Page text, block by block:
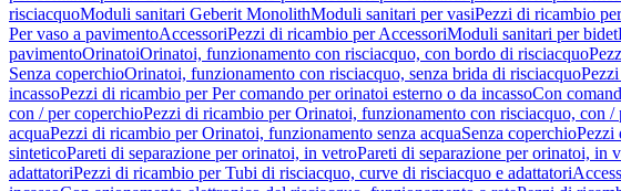
risciacquoModuli sanitari Geberit MonolithModuli sanitari per vasiPezzi di ricambio
Per vaso a pavimentoAccessoriPezzi di ricambio per AccessoriModuli sanitari per bidet
pavimentoOrinatoiOrinatoi, funzionamento con risciacquo, con bordo di risciacquo
Senza coperchioOrinatoi, funzionamento con risciacquo, senza brida di risciacquo
incassoPezzi di ricambio per Per comando per orinatoi esterno o da incassoCon
con / per coperchioPezzi di ricambio per Orinatoi, funzionamento con risciacquo, con /
acquaPezzi di ricambio per Orinatoi, funzionamento senza acquaSenza coperchioPezzi
sinteticoPareti di separazione per orinatoi, in vetroPareti di separazione per orinatoi, in
adattatoriPezzi di ricambio per Tubi di risciacquo, curve di risciacquo e adattatori